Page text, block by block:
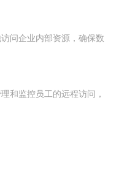
问企业内部资源，确保数
和监控员工的远程访问，